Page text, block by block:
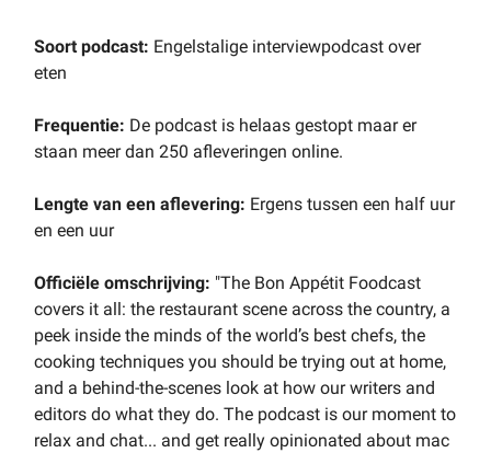
Soort podcast: Engelstalige interviewpodcast over
eten
Frequentie: De podcast is helaas gestopt maar er
staan meer dan 250 afleveringen online.
Lengte van een aflevering: Ergens tussen een half uur
en een uur
Officiële omschrijving: "The Bon Appétit Foodcast
covers it all: the restaurant scene across the country, a
peek inside the minds of the world’s best chefs, the
cooking techniques you should be trying out at home,
and a behind-the-scenes look at how our writers and
editors do what they do. The podcast is our moment to
relax and chat... and get really opinionated about mac